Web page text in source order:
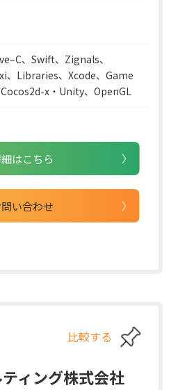
、Swift、Zignals、
、Libraries、Xcode、Game
x・Unity、OpenGL
はこちら
い合わせ
比較する
ィング株式会社